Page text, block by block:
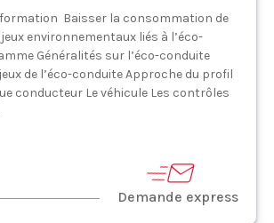
Baisser la consommation de
environnementaux liés à l’éco-
Généralités sur l’éco-conduite
de l’éco-conduite Approche du profil
conducteur Le véhicule Les contrôles
Demande express